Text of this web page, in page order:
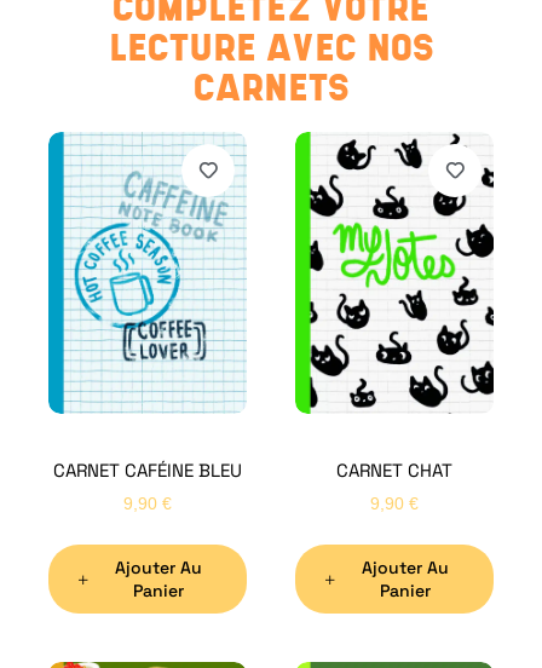
LECTURE AVEC NOS
CARNETS
CARNET CAFÉINE BLEU
9,90 €
Ajouter Au
Panier
CARNET CHAT
9,90 €
Ajouter Au
Panier